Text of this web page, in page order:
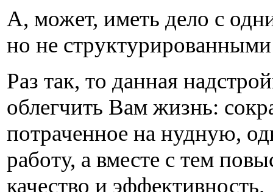
А, может, иметь дело с
но не
Раз так, то данная
облегчить Вам жизнь:
потраченное на нудную,
работу, а вместе с тем
качество и эффективность.